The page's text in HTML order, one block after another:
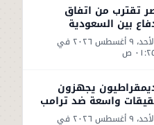
تقترب من اتفاق
بين السعودية
بعد حل مسائل
الأحد، ٩ أغسطس ٢٠٢٦ في
ص
يجهزون
واسعة ضد ترامب
الأحد، ٩ أغسطس ٢٠٢٦ في